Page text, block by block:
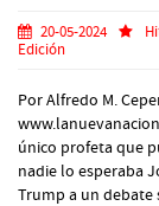
20-05-2024
Edición
Por Alfredo M.
único profeta que
nadie lo esperaba
Trump a un debate